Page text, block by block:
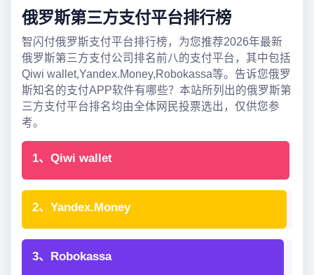
俄罗斯第三方支付平台排行榜
智闪付俄罗斯支付平台排行榜，为您推荐2026年最新
俄罗斯第三方支付公司排名前八的支付平台，其中包括
Qiwi wallet,Yandex.Money,Robokassa等。告诉您俄罗
斯知名的支付APP软件有哪些？本站所列出的俄罗斯第
三方支付平台排名均由全体网民投票选出，仅供您参
考。
1、Qiwi wallet
2、Yandex.Money
3、Robokassa